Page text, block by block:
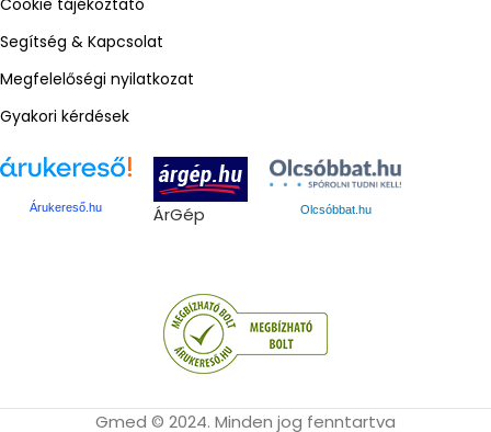
Cookie tájékoztató
Segítség & Kapcsolat
Megfelelőségi nyilatkozat
Gyakori kérdések
Árukereső.hu ÁrGép Olcsóbbat.hu
Gmed © 2024. Minden jog fenntartva